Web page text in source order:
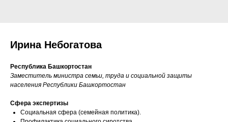
Ирина Небогатова
Республика Башкортостан
Заместитель министра семьи, труда и социальной защиты
населения Республики Башкортостан
Сфера экспертизы
Социальная сфера (семейная политика).